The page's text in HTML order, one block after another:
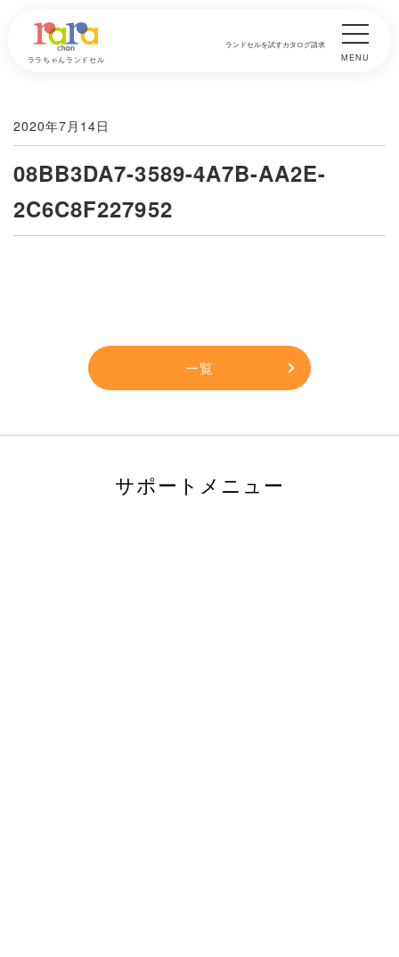
ララちゃんランドセル
ランドセルを試すカタログ請求
MENU
2020年7月14日
08BB3DA7-3589-4A7B-AA2E-
2C6C8F227952
一覧
サポートメニュー